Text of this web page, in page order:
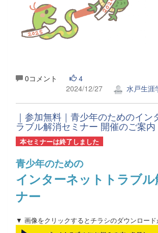
0コメント
4
2024/12/27
水戸生涯
｜参加無料｜青少年のためのイン
ラブル解消セミナー 開催のご案内
本セミナーは終了しました
青少年のための
インターネットトラブル
ナー
▼ 画像をクリックするとチラシのダウンロード